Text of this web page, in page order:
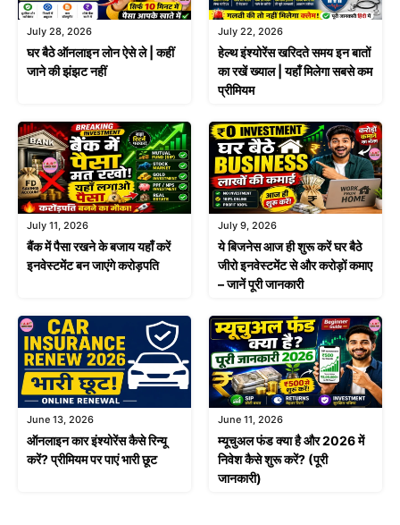
July 28, 2026
घर बैठे ऑनलाइन लोन ऐसे ले | कहीं
जाने की झंझट नहीं
July 22, 2026
हेल्थ इंश्योरेंस खरिदते समय इन बातों
का रखें ख्याल | यहाँ मिलेगा सबसे कम
प्रीमियम
July 11, 2026
बैंक में पैसा रखने के बजाय यहाँ करें
इनवेस्टमेंट बन जाएंगे करोड़पति
July 9, 2026
ये बिजनेस आज ही शुरू करें घर बैठे
जीरो इनवेस्टमेंट से और करोड़ों कमाए
– जानें पूरी जानकारी
June 13, 2026
ऑनलाइन कार इंश्योरेंस कैसे रिन्यू
करें? प्रीमियम पर पाएं भारी छूट
June 11, 2026
म्यूचुअल फंड क्या है और 2026 में
निवेश कैसे शुरू करें? (पूरी
जानकारी)